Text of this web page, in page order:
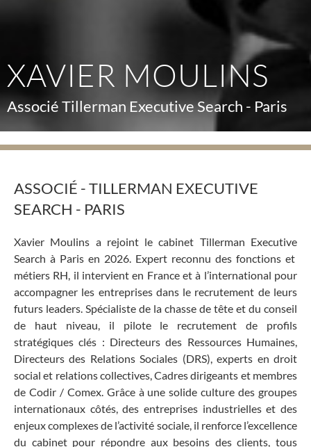
XAVIER MOULINS
Associé Tillerman Executive Search - Paris
ASSOCIÉ - TILLERMAN EXECUTIVE
SEARCH - PARIS
Xavier Moulins a rejoint le cabinet Tillerman Executive
Search à Paris en 2026. Expert reconnu des fonctions et
métiers RH, il intervient en France et à l’international pour
accompagner les entreprises dans le recrutement de leurs
futurs leaders. Spécialiste de la chasse de tête et du conseil
de haut niveau, il pilote le recrutement de profils
stratégiques clés : Directeurs des Ressources Humaines,
Directeurs des Relations Sociales (DRS),experts en droit
socialet relations collectives, Cadres dirigeants et membres
de Codir / Comex. Grâce à une solide culture des groupes
internationaux côtés, des entreprises industrielles et des
enjeux complexes de l’activité sociale, il renforce l’excellence
du cabinet pour répondre aux besoins des clients, tous